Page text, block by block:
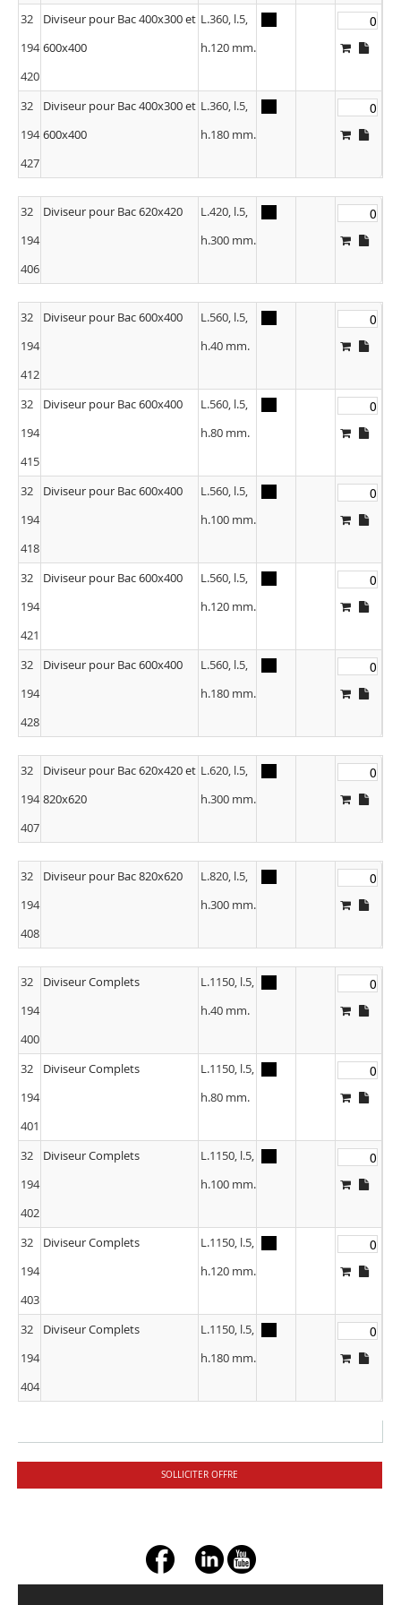
32
194
420
Diviseur pour Bac 400x300 et
600x400
L.360, l.5,
h.120 mm.
32
194
427
Diviseur pour Bac 400x300 et
600x400
L.360, l.5,
h.180 mm.
32
194
406
Diviseur pour Bac 620x420
L.420, l.5,
h.300 mm.
32
194
412
Diviseur pour Bac 600x400
L.560, l.5,
h.40 mm.
32
194
415
Diviseur pour Bac 600x400
L.560, l.5,
h.80 mm.
32
194
418
Diviseur pour Bac 600x400
L.560, l.5,
h.100 mm.
32
194
421
Diviseur pour Bac 600x400
L.560, l.5,
h.120 mm.
32
194
428
Diviseur pour Bac 600x400
L.560, l.5,
h.180 mm.
32
194
407
Diviseur pour Bac 620x420 et
820x620
L.620, l.5,
h.300 mm.
32
194
408
Diviseur pour Bac 820x620
L.820, l.5,
h.300 mm.
32
194
400
Diviseur Complets
L.1150, l.5,
h.40 mm.
32
194
401
Diviseur Complets
L.1150, l.5,
h.80 mm.
32
194
402
Diviseur Complets
L.1150, l.5,
h.100 mm.
32
194
403
Diviseur Complets
L.1150, l.5,
h.120 mm.
32
194
404
Diviseur Complets
L.1150, l.5,
h.180 mm.
SOLLICITER OFFRE
+ç